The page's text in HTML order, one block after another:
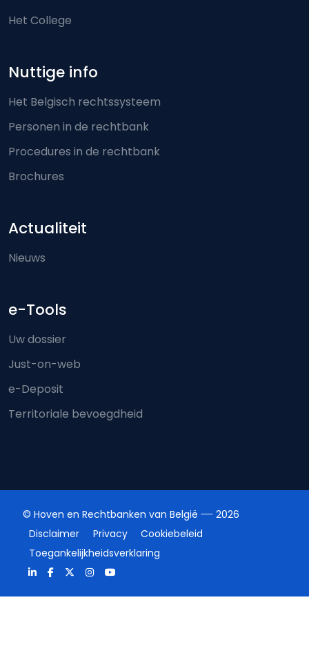
Het College
Nuttige info
Het Belgisch rechtssysteem
Personen in de rechtbank
Procedures in de rechtbank
Brochures
Actualiteit
Nieuws
e-Tools
Uw dossier
Just-on-web
e-Deposit
Territoriale bevoegdheid
© Hoven en Rechtbanken van België
2026
Disclaimer
Privacy
Cookiebeleid
Toegankelijkheidsverklaring